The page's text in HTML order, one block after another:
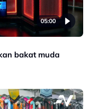
05:00
bakat muda